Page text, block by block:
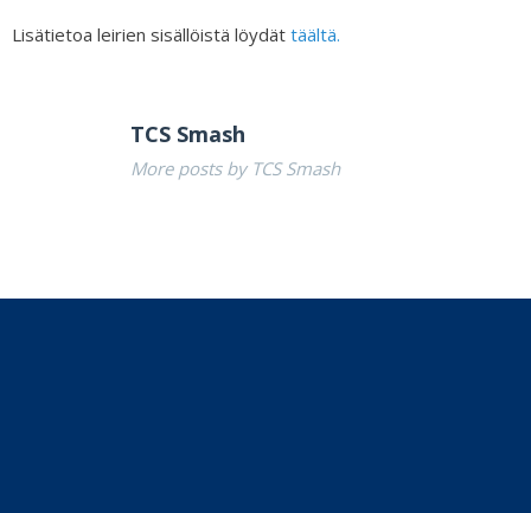
Lisätietoa leirien sisällöistä löydät täältä.
TCS Smash
More posts by TCS Smash